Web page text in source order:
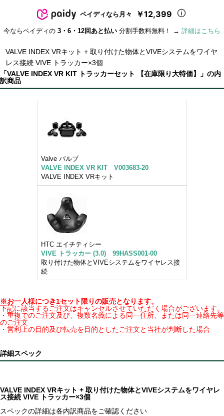
ペイディなら月々 ￥12,399
今ならペイディの 3・6・12回あと払い 分割手数料無料！ → 詳細はこちら
VALVE INDEX VRキット + 取り付けた物体とVIVEシステムをワイヤ
レス接続 VIVE トラッカー×3個
「VALVE INDEX VR KIT トラッカーセット 【在庫限り大特価】」の内
訳商品
Valve バルブ
VALVE INDEX VR KIT V003683-20
VALVE INDEX VRキット
HTC エイチティシー
VIVE トラッカー (3.0) 99HASS001-00
取り付けた物体とVIVEシステムをワイヤレス接
続
※お一人様につき1セット限りの販売となります。
下記に該当するご注文はキャンセルさせていただく場合がございます。
・重複でのご注文及び、複数名義による同一住所、または同一連絡先等
のご注文
・営利上の目的及び転売を目的としたご注文と当社が判断した場合
詳細スペック
VALVE INDEX VRキット + 取り付けた物体とVIVEシステムをワイヤレ
ス接続 VIVE トラッカー×3個
スペックの詳細は各内訳商品をご確認ください